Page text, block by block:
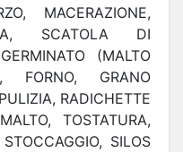
MACERAZIONE,
SCATOLA DI
(MALTO
FORNO, GRANO
RADICHETTE
TOSTATURA,
SILOS